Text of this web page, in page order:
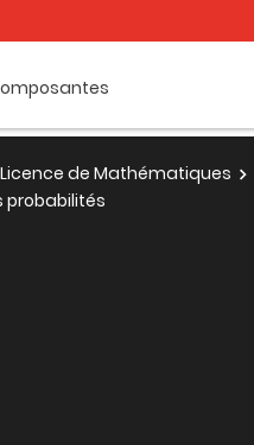
Licence de Mathématiques
probabilités